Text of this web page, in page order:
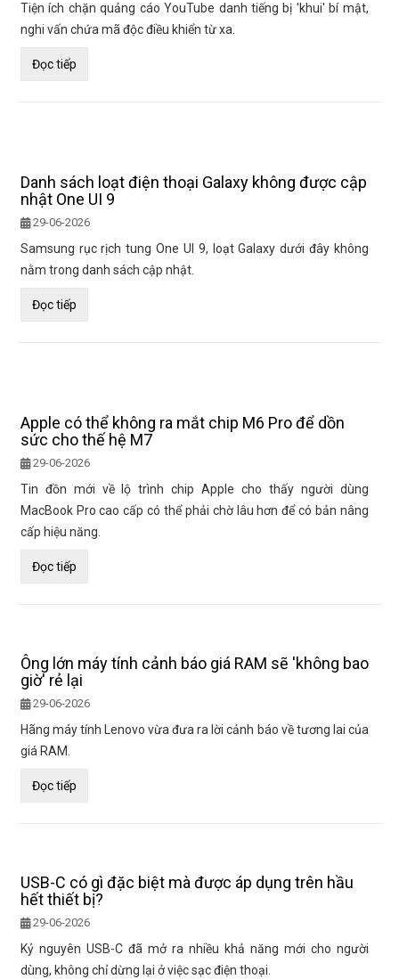
Tiện ích chặn quảng cáo YouTube danh tiếng bị 'khui' bí mật,
nghi vấn chứa mã độc điều khiển từ xa.
Đọc tiếp
Danh sách loạt điện thoại Galaxy không được cập
nhật One UI 9
29-06-2026
Samsung rục rịch tung One UI 9, loạt Galaxy dưới đây không
nằm trong danh sách cập nhật.
Đọc tiếp
Apple có thể không ra mắt chip M6 Pro để dồn
sức cho thế hệ M7
29-06-2026
Tin đồn mới về lộ trình chip Apple cho thấy người dùng
MacBook Pro cao cấp có thể phải chờ lâu hơn để có bản nâng
cấp hiệu năng.
Đọc tiếp
Ông lớn máy tính cảnh báo giá RAM sẽ 'không bao
giờ' rẻ lại
29-06-2026
Hãng máy tính Lenovo vừa đưa ra lời cảnh báo về tương lai của
giá RAM.
Đọc tiếp
USB-C có gì đặc biệt mà được áp dụng trên hầu
hết thiết bị?
29-06-2026
Kỷ nguyên USB-C đã mở ra nhiều khả năng mới cho người
dùng, không chỉ dừng lại ở việc sạc điện thoại.